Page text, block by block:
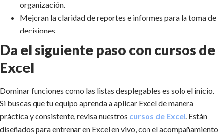
organización.
Mejoran la claridad de reportes e informes para la toma de
decisiones.
Da el siguiente paso con cursos de
Excel
Dominar funciones como las listas desplegables es solo el inicio.
Si buscas que tu equipo aprenda a aplicar Excel de manera
práctica y consistente, revisa nuestros cursos de Excel. Están
diseñados para entrenar en Excel en vivo, con el acompañamiento